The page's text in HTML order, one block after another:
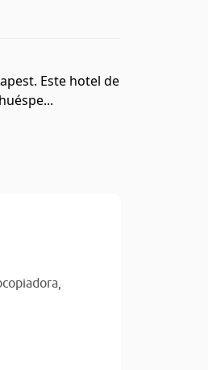
Este hotel de